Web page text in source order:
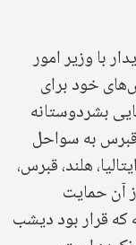
با وزیر امور
خود برای
بشردوستانه
به سواحل
هلند، قبرس،
آن حمایت
قرار بود دیشب